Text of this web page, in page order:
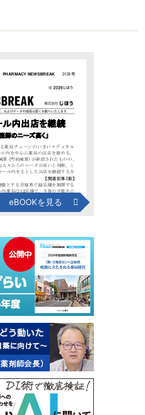
eBOOKを見る